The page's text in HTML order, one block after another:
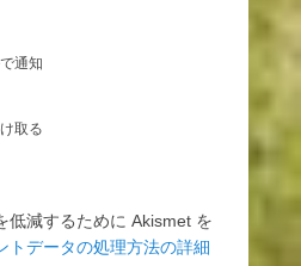
通知
取る
低減するために Akismet を
トデータの処理方法の詳細